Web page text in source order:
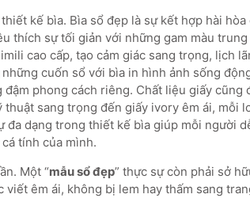
kế bìa. Bìa sổ đẹp là sự kết hợp hài hòa
thích sự tối giản với những gam màu
cao cấp, tạo cảm giác sang trọng, lịch
cuốn sổ với bìa in hình ảnh sống
phong cách riêng. Chất liệu giấy cũng
sang trọng đến giấy ivory êm ái, mỗi
đa dạng trong thiết kế bìa giúp mỗi người
tính của mình.
Một “mẫu sổ đẹp” thực sự còn phải sở
êm ái, không bị lem hay thấm sang